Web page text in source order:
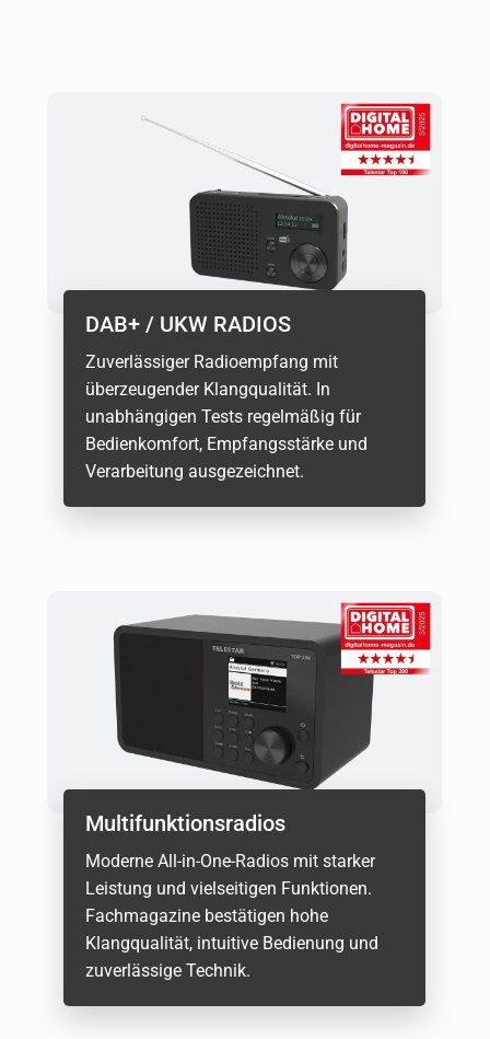
DAB+ / UKW RADIOS
Zuverlässiger Radioempfang mit
überzeugender Klangqualität. In
unabhängigen Tests regelmäßig für
Bedienkomfort, Empfangsstärke und
Verarbeitung ausgezeichnet.
Multifunktionsradios
Moderne All-in-One-Radios mit starker
Leistung und vielseitigen Funktionen.
Fachmagazine bestätigen hohe
Klangqualität, intuitive Bedienung und
zuverlässige Technik.